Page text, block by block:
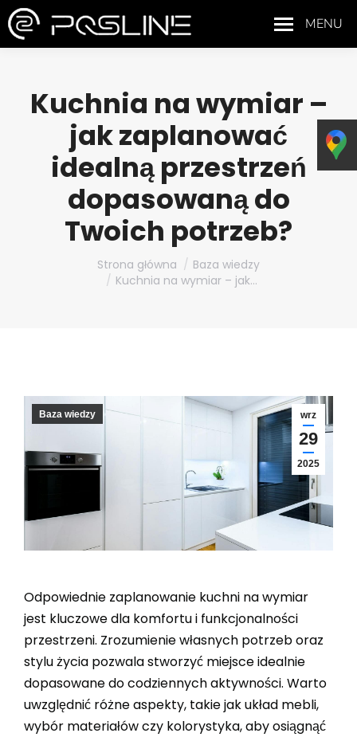
MENU
Kuchnia na wymiar –
jak zaplanować
idealną przestrzeń
dopasowaną do
Twoich potrzeb?
Jesteś tutaj:Strona główna
Baza wiedzy
Kuchnia na wymiar – jak…
wrz
29
2025
Baza wiedzy
Odpowiednie zaplanowanie kuchni na wymiar
jest kluczowe dla komfortu i funkcjonalności
przestrzeni. Zrozumienie własnych potrzeb oraz
stylu życia pozwala stworzyć miejsce idealnie
dopasowane do codziennych aktywności. Warto
uwzględnić różne aspekty, takie jak układ mebli,
wybór materiałów czy kolorystyka, aby osiągnąć